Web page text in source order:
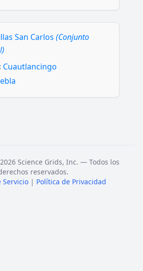
San Carlos (Conjunto
Cuautlancingo
Science Grids, Inc. — Todos los
reservados.
Servicio | Política de Privacidad